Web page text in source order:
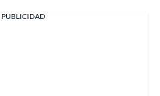
PUBLICIDAD